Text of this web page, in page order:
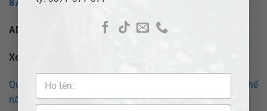
877 hoặcFanpage :Pháp lý nhanh VN
ADB SAIGON – Giải pháp pháp lý tối ưu cho bạn!
Xem thêm bài viết:
Quy trình ly hôn đơn phương tại tỉnh Kiên Giang như thế
nào?